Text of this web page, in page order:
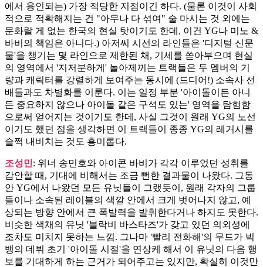
에서 용인되는) 가장 적당한 지점이긴 하다. (물론 이것이 사회
적으로 적확해지는 건 "아무나 다 섞여" 술 마시는 것 외에는
문화랄 게 없는 한국의 현실 탓이기도 한데, 이건 YG나 미노 &
바비의 책임은 아니다.) 아저씨 시선의 라인들은 '디지털 신문
물'을 챙기는 몇 라인으로 제한된 채, 기세를 쏟아부으며 현실
의 영역에서 '지저분하게' 놀아제끼는 트랙들은 두 멤버의 기
량과 캐릭터를 강렬하게 보여주는 동시에 (드디어!) 소속사 선
배들과도 차별화를 이룬다. 이는 일정 부분 '아이돌이든 아니
든 중요하지 않으나 아이돌 같은 구석도 있는' 영역을 탐험함
으로써 얻어지는 것이기도 한데, 사실 그것이 원래 YG의 노선
이기도 했던 점을 생각하면 이 트랙들이 종종 YG의 레거시를
슬쩍 내비치는 것도 흥미롭다.
조성민: 위너 송민호와 아이콘 바비가 각각 이루었던 성취를
감안할 때, 기대에 비해서는 조금 뻔한 결과물이 나왔다. 그동
안 YG에서 나왔던 모든 유닛들이 그랬듯이, 원래 각자의 그룹
들이나 소속된 레이블의 색깔 안에서 크게 벗어나지 않고, 예
상되는 방향 안에서 큰 폭발력을 발휘한다거나 하지도 못한다.
비슷한 색채의 유닛 '블락비 바스타즈'가 갖고 있던 의외성에
조차도 미치지 못하는 느낌. 그나마 '빨리 전화해'의 무드가 빅
뱅의 데뷔 초기 '아이돌 시절'을 연상케 해서 이 유닛의 다음 행
보를 기대하게 하는 근거가 되어주고는 있지만, 확실히 이것만